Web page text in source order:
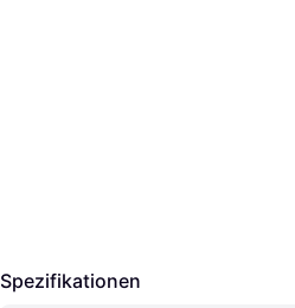
Spezifikationen